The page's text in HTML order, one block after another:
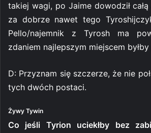
takiej wagi, po Jaime dowodził
za dobrze nawet tego
Pello/najemnik z Tyrosh ma
zdaniem najlepszym miejscem
D: Przyznam się szczerze, że nie
tych dwóch postaci.
Żywy Tywin
Co jeśli Tyrion uciekłby bez